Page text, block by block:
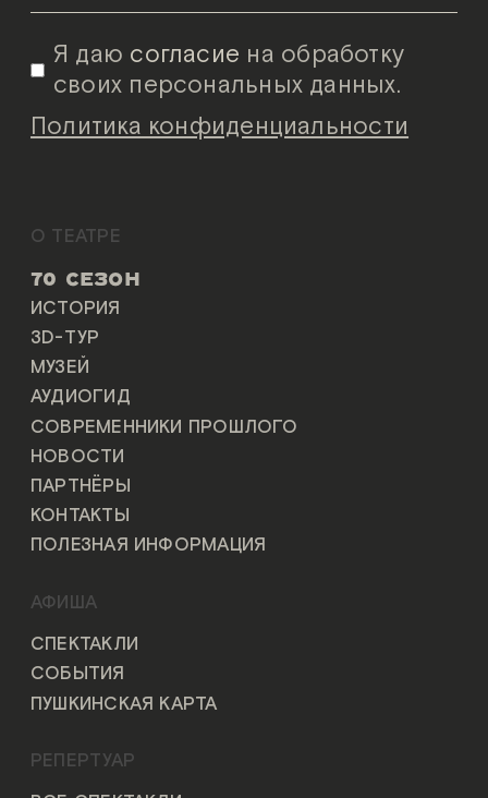
Я даю согласие на обработку
своих персональных данных.
Политика конфиденциальности
О ТЕАТРЕ
70 СЕЗОН
ИСТОРИЯ
3D-ТУР
МУЗЕЙ
АУДИОГИД
СОВРЕМЕННИКИ ПРОШЛОГО
НОВОСТИ
ПАРТНЁРЫ
КОНТАКТЫ
ПОЛЕЗНАЯ ИНФОРМАЦИЯ
АФИША
СПЕКТАКЛИ
СОБЫТИЯ
ПУШКИНСКАЯ КАРТА
РЕПЕРТУАР